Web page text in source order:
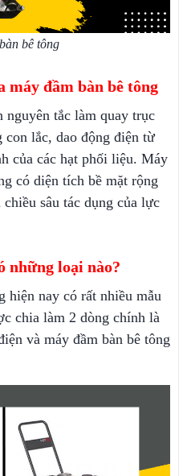
bê tông
máy đầm bàn bê tông
nguyên tắc làm quay trục
con lắc, dao động điện từ
của các hạt phối liệu. Máy
có diện tích bề mặt rộng
sâu tác dụng của lực
những loại nào?
hiện nay có rất nhiều mẫu
chia làm 2 dòng chính là
và máy đầm bàn bê tông